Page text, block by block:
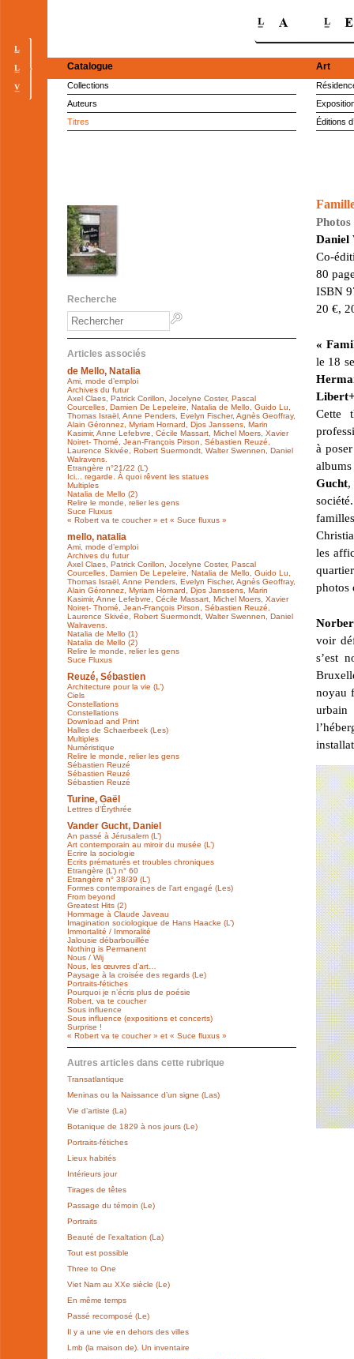
Catalogue
Collections
Auteurs
Titres
Art
Éditions
Recherche
Articles associés
de Mello, Natalia
Ami, mode d’emploi
Archives du futur
Axel Claes, Patrick Corillon, Jocelyne Coster, Pascal
Courcelles, Damien De Lepeleire, Natalia de Mello, Guido Lu,
Thomas Israël, Anne Penders, Evelyn Fischer, Agnès Geoffray,
Alain Géronnez, Myriam Hornard, Djos Janssens, Marin
Kasimir, Anne Lefebvre, Cécile Massart, Michel Moers, Xavier
Noiret- Thomé, Jean-François Pirson, Sébastien Reuzé,
Laurence Skivée, Robert Suermondt, Walter Swennen, Daniel
Walravens.
Etrangère n°21/22 (L’)
Ici... regarde. À quoi rêvent les statues
Multiples
Natalia de Mello (2)
Relire le monde, relier les gens
Suce Fluxus
« Robert va te coucher » et « Suce fluxus »
mello, natalia
Ami, mode d’emploi
Archives du futur
Axel Claes, Patrick Corillon, Jocelyne Coster, Pascal
Courcelles, Damien De Lepeleire, Natalia de Mello, Guido Lu,
Thomas Israël, Anne Penders, Evelyn Fischer, Agnès Geoffray,
Alain Géronnez, Myriam Hornard, Djos Janssens, Marin
Kasimir, Anne Lefebvre, Cécile Massart, Michel Moers, Xavier
Noiret- Thomé, Jean-François Pirson, Sébastien Reuzé,
Laurence Skivée, Robert Suermondt, Walter Swennen, Daniel
Walravens.
Natalia de Mello (1)
Natalia de Mello (2)
Relire le monde, relier les gens
Suce Fluxus
Reuzé, Sébastien
Architecture pour la vie (L’)
Ciels
Constellations
Constellations
Download and Print
Halles de Schaerbeek (Les)
Multiples
Numéristique
Relire le monde, relier les gens
Sébastien Reuzé
Sébastien Reuzé
Sébastien Reuzé
Turine, Gaël
Lettres d’Érythrée
Vander Gucht, Daniel
An passé à Jérusalem (L’)
Art contemporain au miroir du musée (L’)
Ecrire la sociologie
Ecrits prématurés et troubles chroniques
Etrangère (L’) n° 60
Etrangère n° 38/39 (L’)
Formes contemporaines de l’art engagé (Les)
From beyond
Greatest Hits (2)
Hommage à Claude Javeau
Imagination sociologique de Hans Haacke (L’)
Immortalité / Immoralité
Jalousie débarbouillée
Nothing is Permanent
Nous / Wij
Nous, les œuvres d’art…
Paysage à la croisée des regards (Le)
Portraits-fétiches
Pourquoi je n’écris plus de poésie
Robert, va te coucher
Sous influence
Sous influence (expositions et concerts)
Surprise !
« Robert va te coucher » et « Suce fluxus »
Autres articles dans cette rubrique
Transatlantique
Meninas ou la Naissance d’un signe (Las)
Vie d’artiste (La)
Botanique de 1829 à nos jours (Le)
Portraits-fétiches
Lieux habités
Intérieurs jour
Tirages de têtes
Passage du témoin (Le)
Portraits
Beauté de l’exaltation (La)
Tout est possible
Three to One
Viet Nam au XXe siècle (Le)
En même temps
Passé recomposé (Le)
Il y a une vie en dehors des villes
Lmb (la maison de). Un inventaire
Daniel
Co-
80
ISBN
20 €,
«
le 18
Cette
à
Gucht,
les
photos
voir
s’est
noyau
urbain